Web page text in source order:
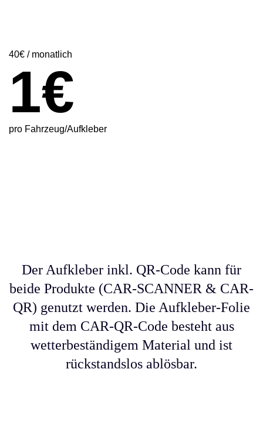
40€ / monatlich
1€
pro Fahrzeug/Aufkleber
Der Aufkleber inkl. QR-Code kann für
beide Produkte (CAR-SCANNER & CAR-
QR) genutzt werden. Die Aufkleber-Folie
mit dem CAR-QR-Code besteht aus
wetterbeständigem Material und ist
rückstandslos ablösbar.